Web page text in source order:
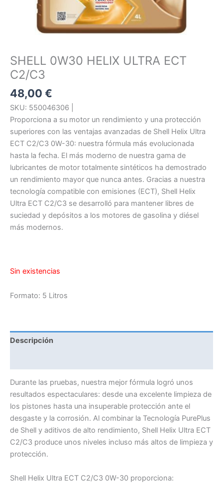
SHELL 0W30 HELIX ULTRA ECT
C2/C3
48,00 €
SKU: 550046306 |
Proporciona a su motor un rendimiento y una protección
superiores con las ventajas avanzadas de Shell Helix Ultra
ECT C2/C3 0W-30: nuestra fórmula más evolucionada
hasta la fecha. El más moderno de nuestra gama de
lubricantes de motor totalmente sintéticos ha demostrado
un rendimiento mayor que nunca antes. Gracias a nuestra
tecnología compatible con emisiones (ECT), Shell Helix
Ultra ECT C2/C3 se desarrolló para mantener libres de
suciedad y depósitos a los motores de gasolina y diésel
más modernos.
Sin existencias
Formato: 5 Litros
Descripción
Durante las pruebas, nuestra mejor fórmula logró unos
resultados espectaculares: desde una excelente limpieza de
los pistones hasta una insuperable protección ante el
desgaste y la corrosión. Al combinar la Tecnología PurePlus
de Shell y aditivos de alto rendimiento, Shell Helix Ultra ECT
C2/C3 produce unos niveles incluso más altos de limpieza y
protección.
Shell Helix Ultra ECT C2/C3 0W-30 proporciona: